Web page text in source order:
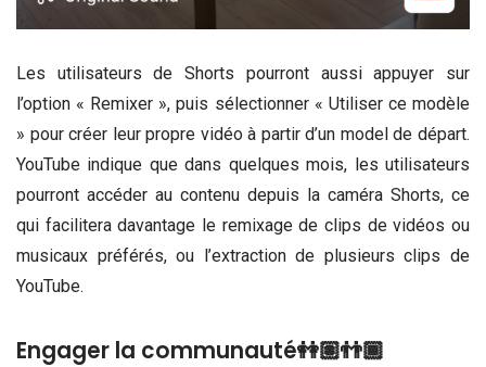
Les utilisateurs de Shorts pourront aussi appuyer sur
l’option « Remixer », puis sélectionner « Utiliser ce modèle
» pour créer leur propre vidéo à partir d’un model de départ.
YouTube indique que dans quelques mois, les utilisateurs
pourront accéder au contenu depuis la caméra Shorts, ce
qui facilitera davantage le remixage de clips de vidéos ou
musicaux préférés, ou l’extraction de plusieurs clips de
YouTube.
Engager la communauté👭🏽👬🏾